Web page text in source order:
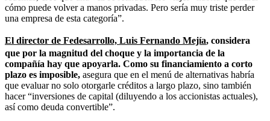
cómo puede volver a manos privadas. Pero sería muy triste perder
una empresa de esta categoría”.
El director de Fedesarrollo, Luis Fernando Mejía, considera
que por la magnitud del choque y la importancia de la
compañía hay que apoyarla. Como su financiamiento a corto
plazo es imposible, asegura que en el menú de alternativas habría
que evaluar no solo otorgarle créditos a largo plazo, sino también
hacer “inversiones de capital (diluyendo a los accionistas actuales),
así como deuda convertible”.